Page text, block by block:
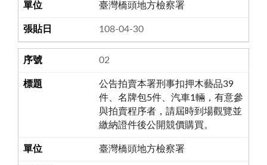
臺灣橋頭地方檢察署
108-04-30
02
公告拍賣本署刑事扣押木藝品39
件、名牌包5件、汽車1輛，有意參
與拍賣程序者，請屆時到場觀覽並
繳納證件後公開競價購買。
臺灣橋頭地方檢察署